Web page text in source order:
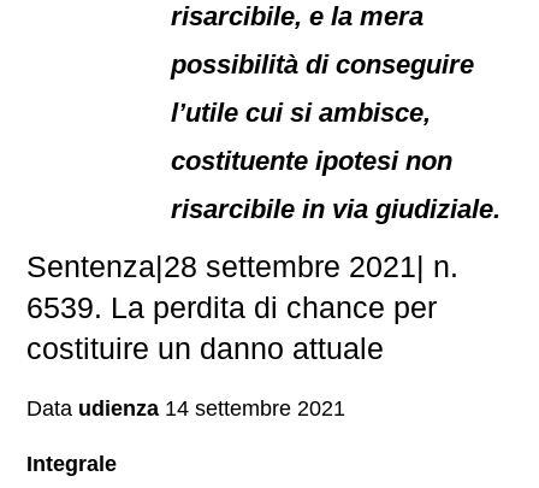
risarcibile, e la mera
possibilità di conseguire
l’utile cui si ambisce,
costituente ipotesi non
risarcibile in via giudiziale.
Sentenza|28 settembre 2021| n.
6539. La perdita di chance per
costituire un danno attuale
Data udienza 14 settembre 2021
Integrale